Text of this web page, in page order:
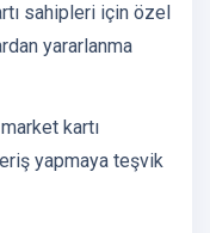
sahipleri için özel
yararlanma
kartı
yapmaya teşvik